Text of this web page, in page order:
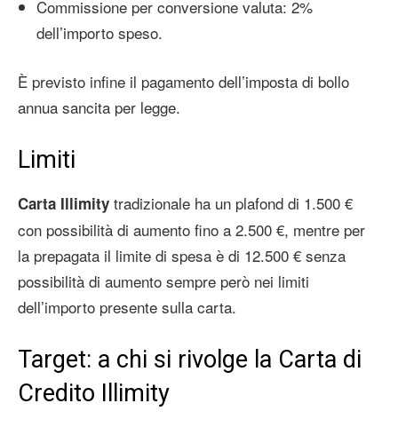
Commissione per conversione valuta: 2%
dell’importo speso.
È previsto infine il pagamento dell’imposta di bollo
annua sancita per legge.
Limiti
Carta Illimity tradizionale ha un plafond di 1.500 €
con possibilità di aumento fino a 2.500 €, mentre per
la prepagata il limite di spesa è di 12.500 € senza
possibilità di aumento sempre però nei limiti
dell’importo presente sulla carta.
Target: a chi si rivolge la Carta di
Credito Illimity